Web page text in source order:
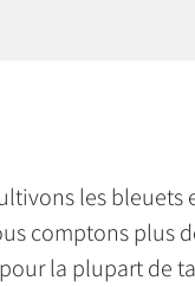
les bleuets
comptons plus
la plupart de